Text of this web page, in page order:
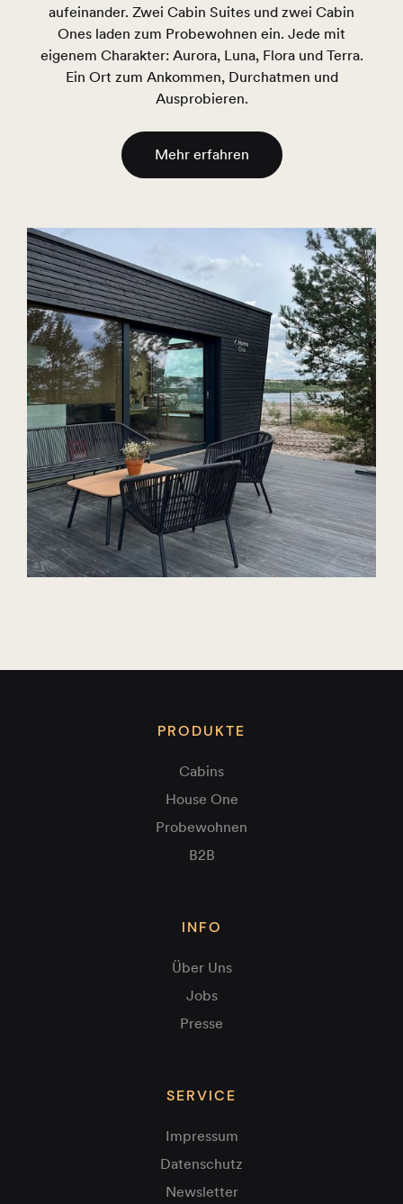
aufeinander. Zwei Cabin Suites und zwei Cabin
Ones laden zum Probewohnen ein. Jede mit
eigenem Charakter: Aurora, Luna, Flora und Terra.
Ein Ort zum Ankommen, Durchatmen und
Ausprobieren.
Mehr erfahren
PRODUKTE
Cabins
House One
Probewohnen
B2B
INFO
Über Uns
Jobs
Presse
SERVICE
Impressum
Datenschutz
Newsletter